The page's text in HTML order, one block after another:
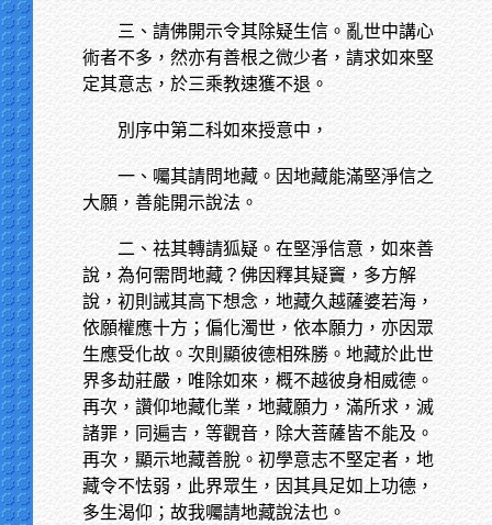
三、請佛開示令其除疑生信。亂世中講心
術者不多，然亦有善根之微少者，請求如來堅
定其意志，於三乘教速獲不退。
別序中第二科如來授意中，
一、囑其請問地藏。因地藏能滿堅淨信之
大願，善能開示說法。
二、祛其轉請狐疑。在堅淨信意，如來善
說，為何需問地藏？佛因釋其疑竇，多方解
說，初則誡其高下想念，地藏久越薩婆若海，
依願權應十方；偏化濁世，依本願力，亦因眾
生應受化故。次則顯彼德相殊勝。地藏於此世
界多劫莊嚴，唯除如來，概不越彼身相威德。
再次，讚仰地藏化業，地藏願力，滿所求，滅
諸罪，同遍吉，等觀音，除大菩薩皆不能及。
再次，顯示地藏善脫。初學意志不堅定者，地
藏令不怯弱，此界眾生，因其具足如上功德，
多生渴仰；故我囑請地藏說法也。